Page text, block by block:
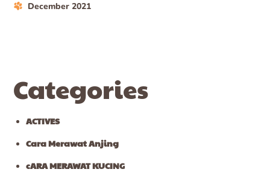
December 2021
Categories
ACTIVES
Cara Merawat Anjing
cARA MERAWAT KUCING